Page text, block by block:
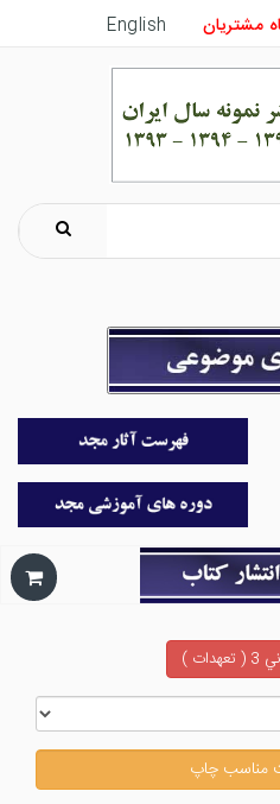
مشتریان English
)
مناسب چاپ